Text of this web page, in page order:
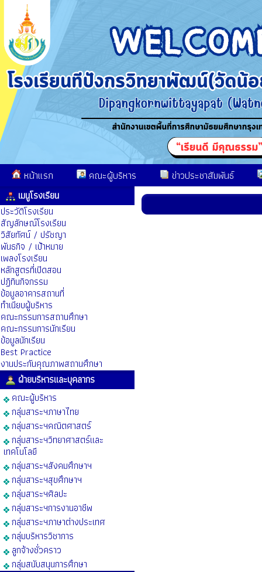
หน้าแรก คณะผู้บริหาร ข่าวประชาสัมพันธ์
เมนูโรงเรียน
ประวัติโรงเรียน
สัญลักษณ์โรงเรียน
วิสัยทัศน์ / ปรัชญา
พันธกิจ / เป้าหมาย
เพลงโรงเรียน
หลักสูตรที่เปิดสอน
ปฏิทินกิจกรรม
ข้อมูลอาคารสถานที่
ทำเนียบผู้บริหาร
คณะกรรมการสถานศึกษา
คณะกรรมการนักเรียน
ข้อมูลนักเรียน
ฺBest Practice
งานประกันคุณภาพสถานศึกษา
ฝ่ายบริหารและบุคลากร
คณะผู้บริหาร
กลุ่มสาระฯภาษาไทย
กลุ่มสาระฯคณิตศาสตร์
กลุ่มสาระฯวิทยาศาสตร์และ
เทคโนโลยี
กลุ่มสาระฯสังคมศึกษาฯ
กลุ่มสาระฯสุขศึกษาฯ
กลุ่มสาระฯศิลปะ
กลุ่มสาระฯการงานอาชีพ
กลุ่มสาระฯภาษาต่างประเทศ
กลุ่มบริหารวิชาการ
ลูกจ้างชั่วคราว
กลุ่มสนับสนุนการศึกษา